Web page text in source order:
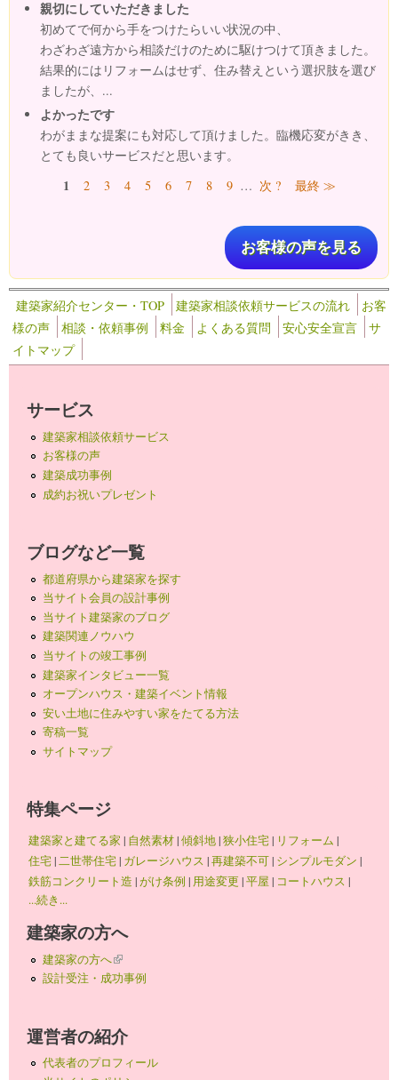
親切にしていただきました
初めてで何から手をつけたらいい状況の中、
わざわざ遠方から相談だけのために駆けつけて頂きました。
結果的にはリフォームはせず、住み替えという選択肢を選び
ましたが、...
よかったです
わがままな提案にも対応して頂けました。臨機応変がきき、
とても良いサービスだと思います。
ページ1 2 3 4 5 6 7 8 9 … 次 ? 最終 ≫
お客様の声を見る
建築家紹介センター・TOP 建築家相談依頼サービスの流れ
お客
様の声
相談・依頼事例 料金 よくある質問 安心安全宣言
サ
イトマップ
サービス
建築家相談依頼サービス
お客様の声
建築成功事例
成約お祝いプレゼント
ブログなど一覧
都道府県から建築家を探す
当サイト会員の設計事例
当サイト建築家のブログ
建築関連ノウハウ
当サイトの竣工事例
建築家インタビュー一覧
オープンハウス・建築イベント情報
安い土地に住みやすい家をたてる方法
寄稿一覧
サイトマップ
特集ページ
建築家と建てる家 | 自然素材|傾斜地|狭小住宅| リフォーム |
住宅|二世帯住宅| ガレージハウス |再建築不可| シンプルモダン |
鉄筋コンクリート造 |がけ条例 | 用途変更 |平屋 | コートハウス |
...続き...
建築家の方へ
建築家の方へ(link is external)
設計受注・成功事例
運営者の紹介
代表者のプロフィール